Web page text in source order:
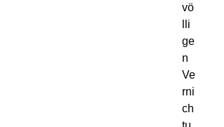
vö
lli
ge
n
Ve
rni
ch